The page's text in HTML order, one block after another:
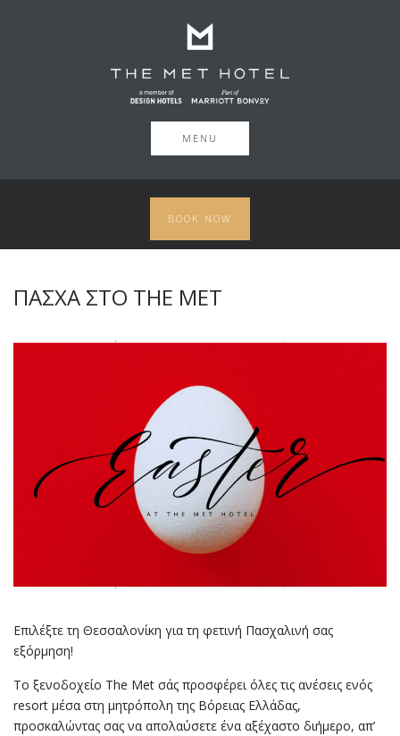
MENU
BOOK NOW
ΠΆΣΧΑ ΣΤΟ THE MET
Επιλέξτε τη Θεσσαλονίκη για τη φετινή Πασχαλινή σας
εξόρμηση!
Το ξενοδοχείο The Met σάς προσφέρει όλες τις ανέσεις ενός
resort μέσα στη μητρόπολη της Βόρειας Ελλάδας,
προσκαλώντας σας να απολαύσετε ένα αξέχαστο διήμερο, απ’